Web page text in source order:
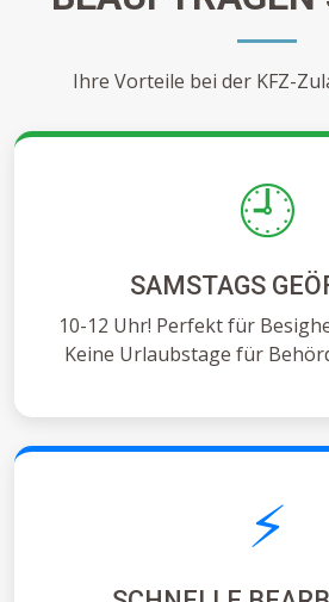
Ihre Vorteile bei der KFZ-
🕘
SAMSTAGS
10-12 Uhr! Perfekt für
Keine Urlaubstage für
⚡